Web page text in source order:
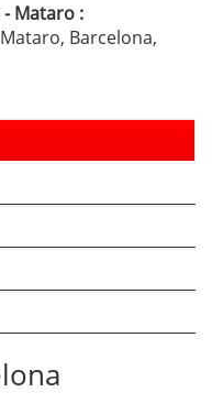
Mataro :
Barcelona,